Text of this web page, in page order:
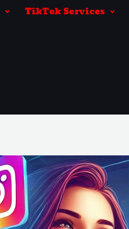
TikTok Services